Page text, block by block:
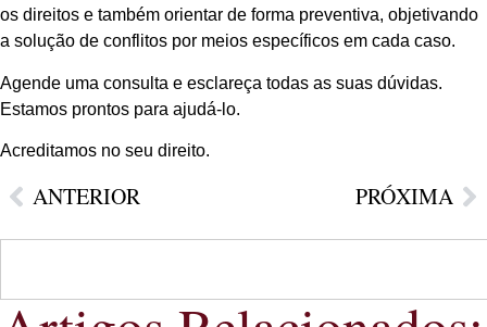
os direitos e também orientar de forma preventiva, objetivando
a solução de conflitos por meios específicos em cada caso.
Agende uma consulta e esclareça todas as suas dúvidas.
Estamos prontos para ajudá-lo.
Acreditamos no seu direito.
ANTERIOR PRÓXIMA